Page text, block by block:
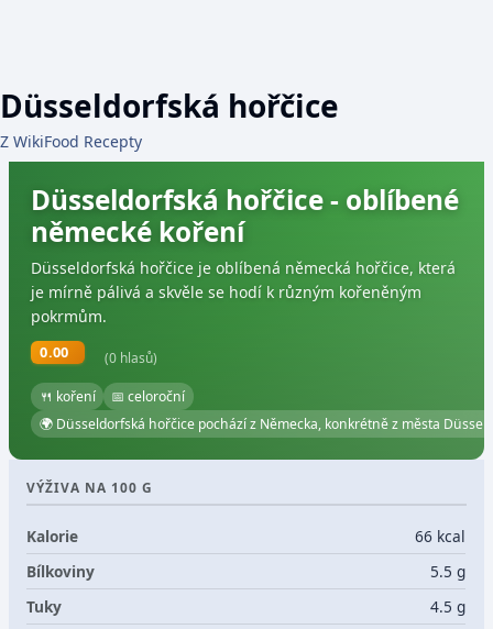
Düsseldorfská hořčice
Z WikiFood Recepty
Düsseldorfská hořčice - oblíbené
německé koření
Düsseldorfská hořčice je oblíbená německá hořčice, která
je mírně pálivá a skvěle se hodí k různým kořeněným
pokrmům.
0.00 (0 hlasů)
🍴 koření
📅 celoroční
🌍 Düsseldorfská hořčice pochází z Německa, konkrétně z města
VÝŽIVA NA 100 G
Kalorie
66 kcal
Bílkoviny
5.5 g
Tuky
4.5 g